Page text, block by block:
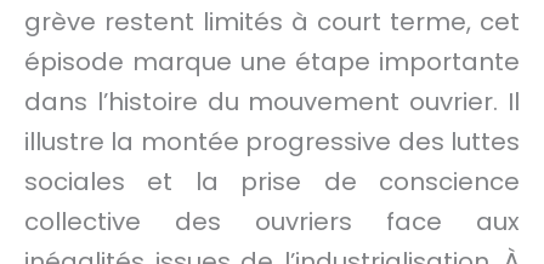
grève restent limités à court terme, cet
épisode marque une étape importante
dans l’histoire du mouvement ouvrier. Il
illustre la montée progressive des luttes
sociales et la prise de conscience
collective des ouvriers face aux